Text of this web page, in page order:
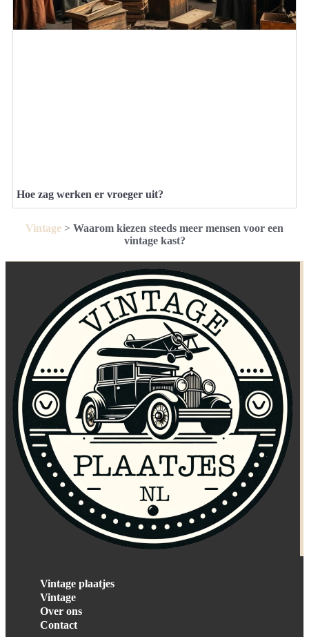
Hoe zag werken er vroeger uit?
Vintage > Waarom kiezen steeds meer mensen voor een
vintage kast?
Vintage plaatjes
Vintage
Over ons
Contact